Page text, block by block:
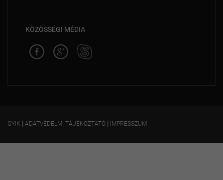
KÖZÖSSÉGI MÉDIA
GYIK | ADATVÉDELMI TÁJÉKOZTATÓ | IMPRESSZUM